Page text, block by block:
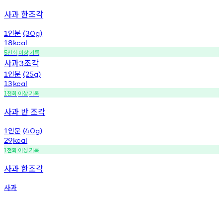
사과 한조각
1 인분 (30g)
18kcal
5천회 이상기록
사과3조각
1 인분 (25g)
13kcal
1천회 이상기록
사과 반 조각
1 인분 (40g)
29kcal
1천회 이상기록
사과 한조각
사과